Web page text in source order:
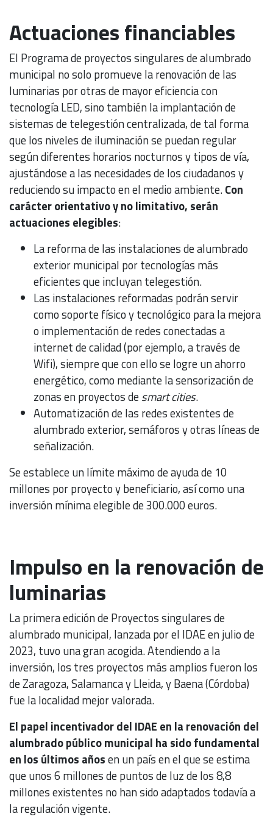
Actuaciones financiables
El Programa de proyectos singulares de alumbrado
municipal no solo promueve la renovación de las
luminarias por otras de mayor eficiencia con
tecnología LED, sino también la implantación de
sistemas de telegestión centralizada, de tal forma
que los niveles de iluminación se puedan regular
según diferentes horarios nocturnos y tipos de vía,
ajustándose a las necesidades de los ciudadanos y
reduciendo su impacto en el medio ambiente.Con
carácter orientativo y no limitativo, serán
actuaciones elegibles:
La reforma de las instalaciones de alumbrado
exterior municipal por tecnologías más
eficientes que incluyan telegestión.
Las instalaciones reformadas podrán servir
como soporte físico y tecnológico para la mejora
o implementación de redes conectadas a
internet de calidad (por ejemplo, a través de
Wifi), siempre que con ello se logre un ahorro
energético, como mediante la sensorización de
zonas en proyectos desmart cities.
Automatización de las redes existentes de
alumbrado exterior, semáforos y otras líneas de
señalización.
Se establece un límite máximo de ayuda de 10
millones por proyecto y beneficiario, así como una
inversión mínima elegible de 300.000 euros.
Impulso en la renovación de
luminarias
La primera edición de Proyectos singulares de
alumbrado municipal, lanzada por el IDAE en julio de
2023, tuvo una gran acogida. Atendiendo a la
inversión, los tres proyectos más amplios fueron los
de Zaragoza, Salamanca y Lleida, y Baena (Córdoba)
fue la localidad mejor valorada.
El papel incentivador del IDAE en la renovación del
alumbrado público municipal ha sido fundamental
en los últimos añosen un país en el que se estima
que unos 6 millones de puntos de luz de los 8,8
millones existentes no han sido adaptados todavía a
la regulación vigente.